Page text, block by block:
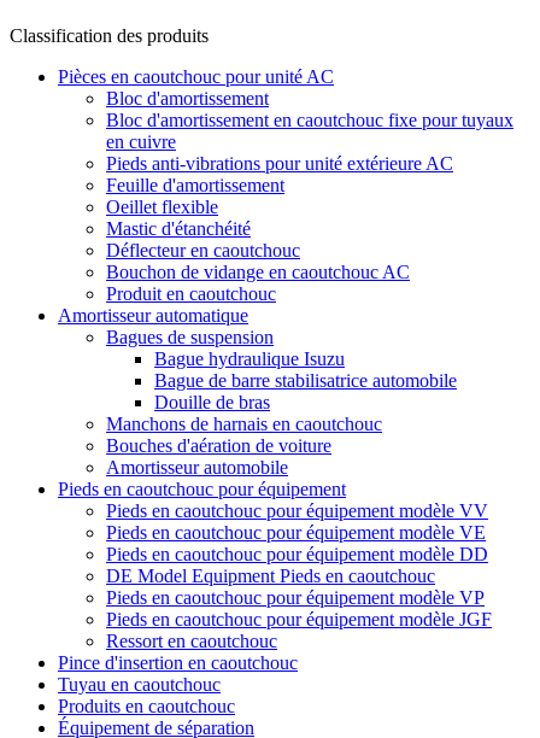
Classification des produits
Pièces en caoutchouc pour unité AC
Bloc d'amortissement
Bloc d'amortissement en caoutchouc fixe pour tuyaux
en cuivre
Pieds anti-vibrations pour unité extérieure AC
Feuille d'amortissement
Oeillet flexible
Mastic d'étanchéité
Déflecteur en caoutchouc
Bouchon de vidange en caoutchouc AC
Produit en caoutchouc
Amortisseur automatique
Bagues de suspension
Bague hydraulique Isuzu
Bague de barre stabilisatrice automobile
Douille de bras
Manchons de harnais en caoutchouc
Bouches d'aération de voiture
Amortisseur automobile
Pieds en caoutchouc pour équipement
Pieds en caoutchouc pour équipement modèle VV
Pieds en caoutchouc pour équipement modèle VE
Pieds en caoutchouc pour équipement modèle DD
DE Model Equipment Pieds en caoutchouc
Pieds en caoutchouc pour équipement modèle VP
Pieds en caoutchouc pour équipement modèle JGF
Ressort en caoutchouc
Pince d'insertion en caoutchouc
Tuyau en caoutchouc
Produits en caoutchouc
Équipement de séparation